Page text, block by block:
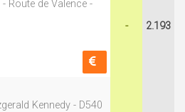
Route de Valence -
- 2.193
Kennedy - D540